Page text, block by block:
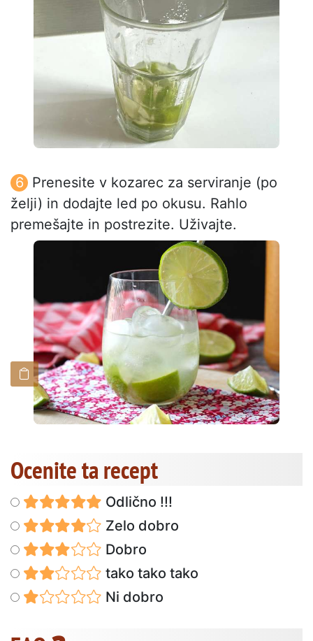
Prenesite v kozarec za serviranje (po
želji) in dodajte led po okusu. Rahlo
premešajte in postrezite. Uživajte.
Ocenite ta recept
Odlično !!!
Zelo dobro
Dobro
tako tako tako
Ni dobro